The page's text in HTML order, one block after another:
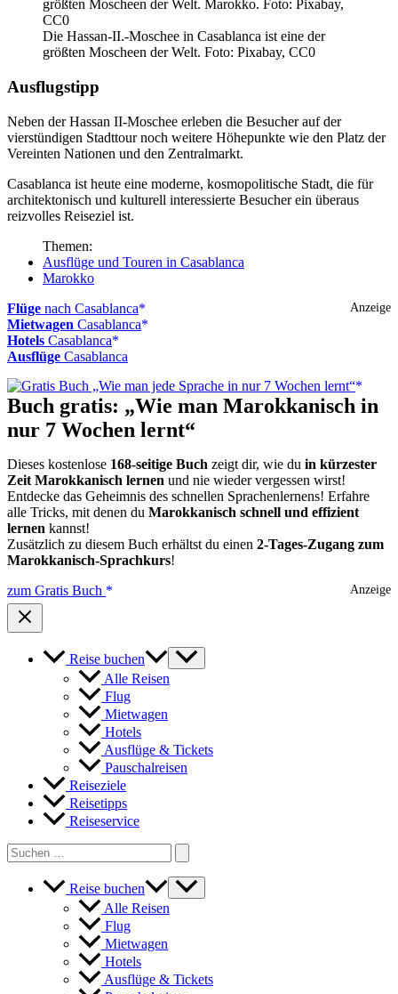
Die Hassan-II.-Moschee in Casablanca ist eine der
größten Moscheen der Welt. Foto: Pixabay, CC0
Ausflugstipp
Neben der Hassan II-Moschee erleben die Besucher auf der
vierstündigen Stadttour noch weitere Höhepunkte wie den Platz der
Vereinten Nationen und den Zentralmarkt.
Casablanca ist heute eine moderne, kosmopolitische Stadt, die für
architektonisch und kulturell interessierte Besucher ein überaus
reizvolles Reiseziel ist.
Themen:
Ausflüge und Touren in Casablanca
Marokko
Anzeige
Flüge nach Casablanca
Mietwagen Casablanca
Hotels Casablanca
Ausflüge Casablanca
Buch gratis: „Wie man Marokkanisch in
nur 7 Wochen lernt“
Dieses kostenlose 168-seitige Buch zeigt dir, wie du in kürzester
Zeit Marokkanisch lernen und nie wieder vergessen wirst!
Entdecke das Geheimnis des schnellen Sprachenlernens! Erfahre
alle Tricks, mit denen du Marokkanisch schnell und effizient
lernen kannst!
Zusätzlich zu diesem Buch erhältst du einen 2-Tages-Zugang zum
Marokkanisch-Sprachkurs!
Anzeige
zum Gratis Buch
Reise buchen
Alle Reisen
Flug
Mietwagen
Hotels
Ausflüge & Tickets
Pauschalreisen
Reiseziele
Reisetipps
Reiseservice
Search
for:
Reise buchen
Alle Reisen
Flug
Mietwagen
Hotels
Ausflüge & Tickets